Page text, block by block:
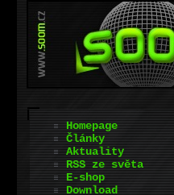
Homepage
Články
Aktuality
RSS ze světa
E-shop
Download